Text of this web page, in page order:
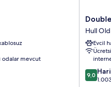
odalar mevcut
by
Hilton
Hull
United
Hull
Old
Hull
Evcil
10
9,0